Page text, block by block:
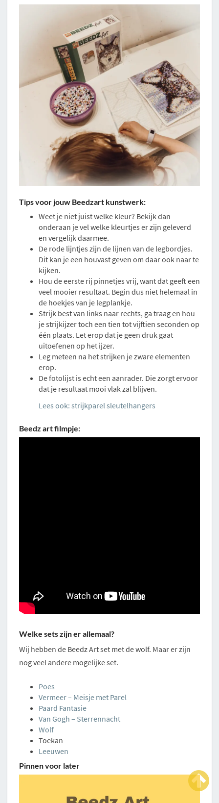
Tips voor jouw Beedzart kunstwerk:
Weet je niet juist welke kleur? Bekijk dan
onderaan je vel welke kleurtjes er zijn geleverd
en vergelijk daarmee.
De rode lijntjes zijn de lijnen van de legbordjes.
Dit kan je een houvast geven om daar ook naar te
kijken.
Hou de eerste rij pinnetjes vrij, want dat geeft een
veel mooier resultaat. Begin dus niet helemaal in
de hoekjes van je legplankje.
Strijk best van links naar rechts, ga traag en hou
je strijkijzer toch een tien tot vijftien seconden op
één plaats. Let erop dat je geen druk gaat
uitoefenen op het ijzer.
Leg meteen na het strijken je zware elementen
erop.
De fotolijst is echt een aanrader. Die zorgt ervoor
dat je resultaat mooi vlak zal blijven.
Lees ook: strijkparel sleutelhangers
Beedz art filmpje:
Welke sets zijn er allemaal?
Wij hebben de Beedz Art set met de wolf. Maar er zijn
nog veel andere mogelijke set.
Poes
Vermeer – Meisje met Parel
Paard Fantasie
Van Gogh – Sterrennacht
Wolf
Toekan
Leeuwen
Pinnen voor later